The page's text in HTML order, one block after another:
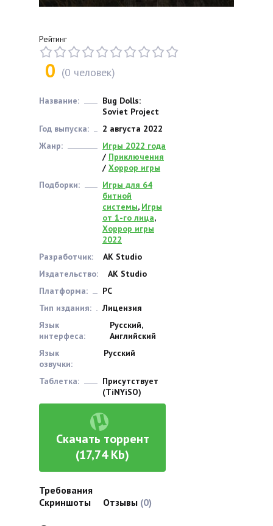
Рейтинг
0 (0 человек)
Название:
Bug Dolls:
Soviet Project
Год выпуска:
2 августа 2022
Жанр:
Игры 2022 года
/ Приключения
/ Хоррор игры
Подборки:
Игры для 64
битной
системы, Игры
от 1-го лица,
Хоррор игры
2022
Разработчик:
AK Studio
Издательство:
AK Studio
Платформа:
PC
Тип издания:
Лицензия
Язык
интерфеса:
Русский,
Английский
Язык
озвучки:
Русский
Таблетка:
Присутствует
(TiNYiSO)
Скачать торрент
(17,74 Kb)
Требования
Скриншоты
Отзывы (0)